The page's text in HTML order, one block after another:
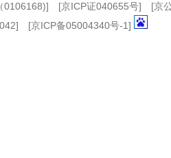
0106168)] [京ICP证040655号] [京
[京ICP备05004340号-1]